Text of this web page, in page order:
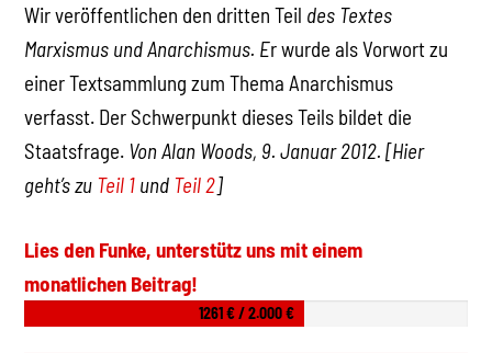
Wir veröffentlichen den dritten Teil des Textes
Marxismus und Anarchismus. Er wurde als Vorwort zu
einer Textsammlung zum Thema Anarchismus
verfasst. Der Schwerpunkt dieses Teils bildet die
Staatsfrage. Von Alan Woods, 9. Januar 2012. [Hier
geht’s zu Teil 1 und Teil 2]
Lies den Funke, unterstütz uns mit einem
monatlichen Beitrag!
1261 € / 2.000 €